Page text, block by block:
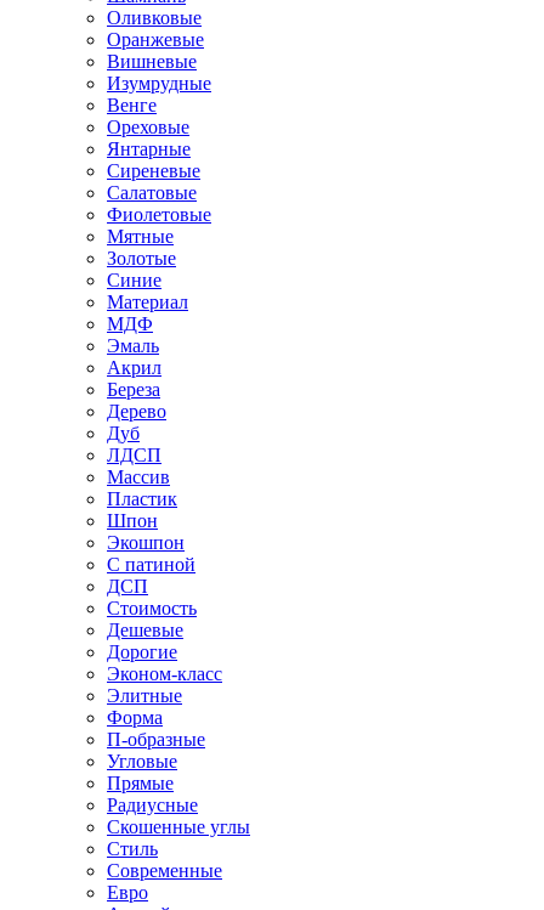
Оливковые
Оранжевые
Вишневые
Изумрудные
Венге
Ореховые
Янтарные
Сиреневые
Салатовые
Фиолетовые
Мятные
Золотые
Синие
Материал
МДФ
Эмаль
Акрил
Береза
Дерево
Дуб
ЛДСП
Массив
Пластик
Шпон
Экошпон
С патиной
ДСП
Стоимость
Дешевые
Дорогие
Эконом-класс
Элитные
Форма
П-образные
Угловые
Прямые
Радиусные
Скошенные углы
Стиль
Современные
Евро